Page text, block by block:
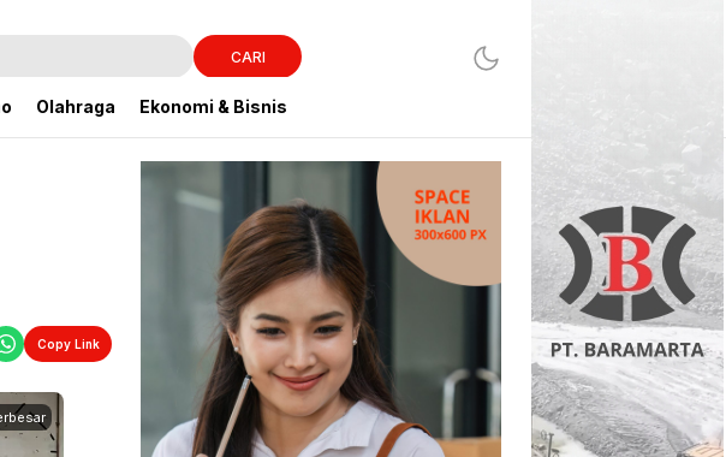
CARI
Olahraga Ekonomi & Bisnis
Copy Link